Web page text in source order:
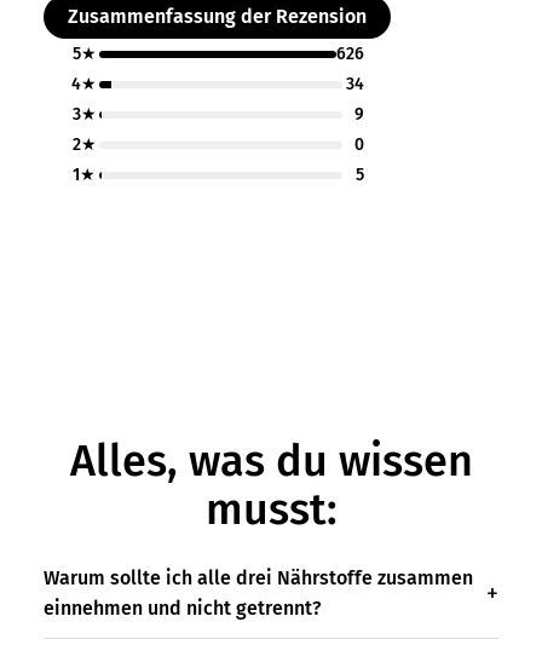
Zusammenfassung der Rezension
5★
626
4★
34
3★
9
2★
0
1★
5
Alles, was du wissen
musst:
Warum sollte ich alle drei Nährstoffe zusammen
einnehmen und nicht getrennt?